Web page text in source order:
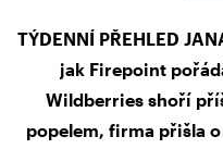
TÝDENNÍ PŘEHLED
jak Firepoint
Wildberries shoří
popelem, firma přišla